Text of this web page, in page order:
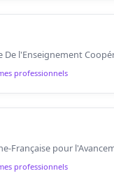
De l'Enseignement
professionnels
Française pour
professionnels